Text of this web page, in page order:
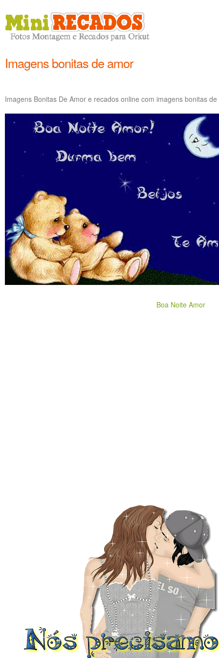
Imagens bonitas de amor
Imagens Bonitas De Amor e recados online com imagens bonitas
Boa Noite Amor